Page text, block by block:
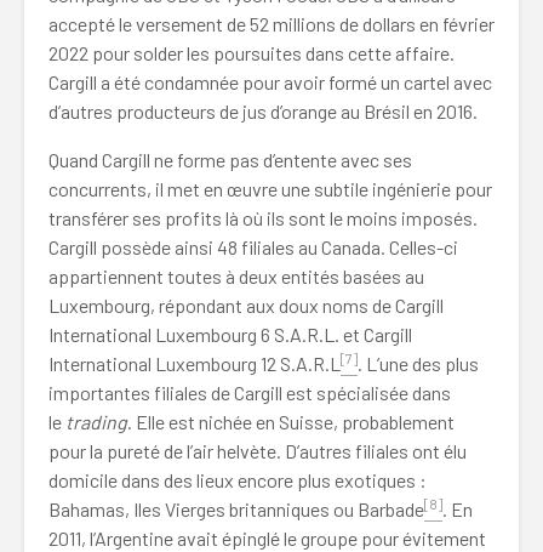
accepté le versement de 52 millions de dollars en février
2022 pour solder les poursuites dans cette affaire.
Cargill a été condamnée pour avoir formé un cartel avec
d’autres producteurs de jus d’orange au Brésil en 2016.
Quand Cargill ne forme pas d’entente avec ses
concurrents, il met en œuvre une subtile ingénierie pour
transférer ses profits là où ils sont le moins imposés.
Cargill possède ainsi 48 filiales au Canada. Celles-ci
appartiennent toutes à deux entités basées au
Luxembourg, répondant aux doux noms de Cargill
International Luxembourg 6 S.A.R.L. et Cargill
International Luxembourg 12 S.A.R.L [7]. L’une des plus
importantes filiales de Cargill est spécialisée dans
le trading. Elle est nichée en Suisse, probablement
pour la pureté de l’air helvète. D’autres filiales ont élu
domicile dans des lieux encore plus exotiques :
Bahamas, Iles Vierges britanniques ou Barbade[8]. En
2011, l’Argentine avait épinglé le groupe pour évitement